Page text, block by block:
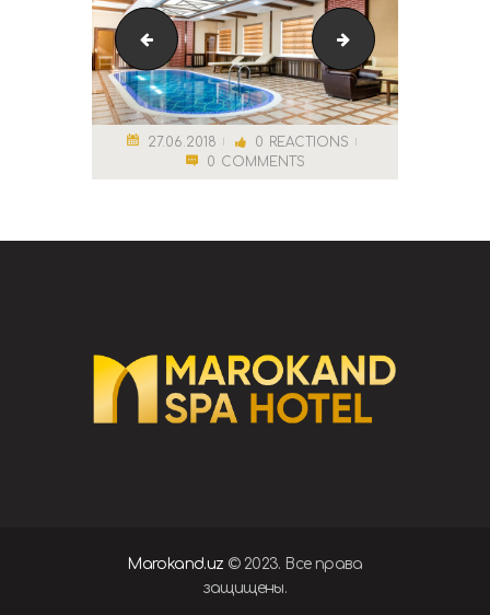
Джакузи Массаж с
27.06.2018 0 REACTIONS
0 COMMENTS
Marokand.uz © 2023. Все права
защищены.